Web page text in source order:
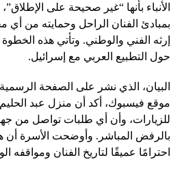
الأنباء بأنها “غير صحيحة على
بمبادئ الفنان الراحل وحمايته من أي
إرثه الفني والوطني. وتأتي هذه
حول التطبيع العربي مع إسرائيل.
البيان، الذي نشر على الصفحة
موقع فيسبوك، أكد أن منزل عبد
للزيارات، وأن أي طلبات تواصل من
بالرفض المباشر. وأوضحت الأسرة
احترامًا عميقًا لتاريخ الفنان ومواقفه